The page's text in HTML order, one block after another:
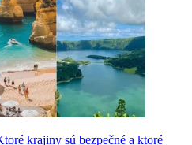
krajiny sú bezpečné a ktoré